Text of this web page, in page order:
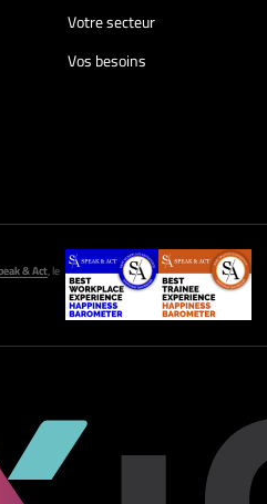
Votre secteur
Vos besoins
& Act, le